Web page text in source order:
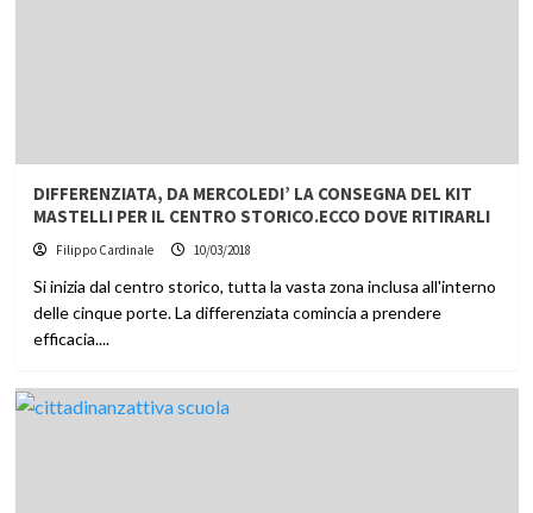
DIFFERENZIATA, DA MERCOLEDI’ LA CONSEGNA DEL KIT
MASTELLI PER IL CENTRO STORICO.ECCO DOVE RITIRARLI
Filippo Cardinale 10/03/2018
Si inizia dal centro storico, tutta la vasta zona inclusa all'interno
delle cinque porte. La differenziata comincia a prendere
efficacia....